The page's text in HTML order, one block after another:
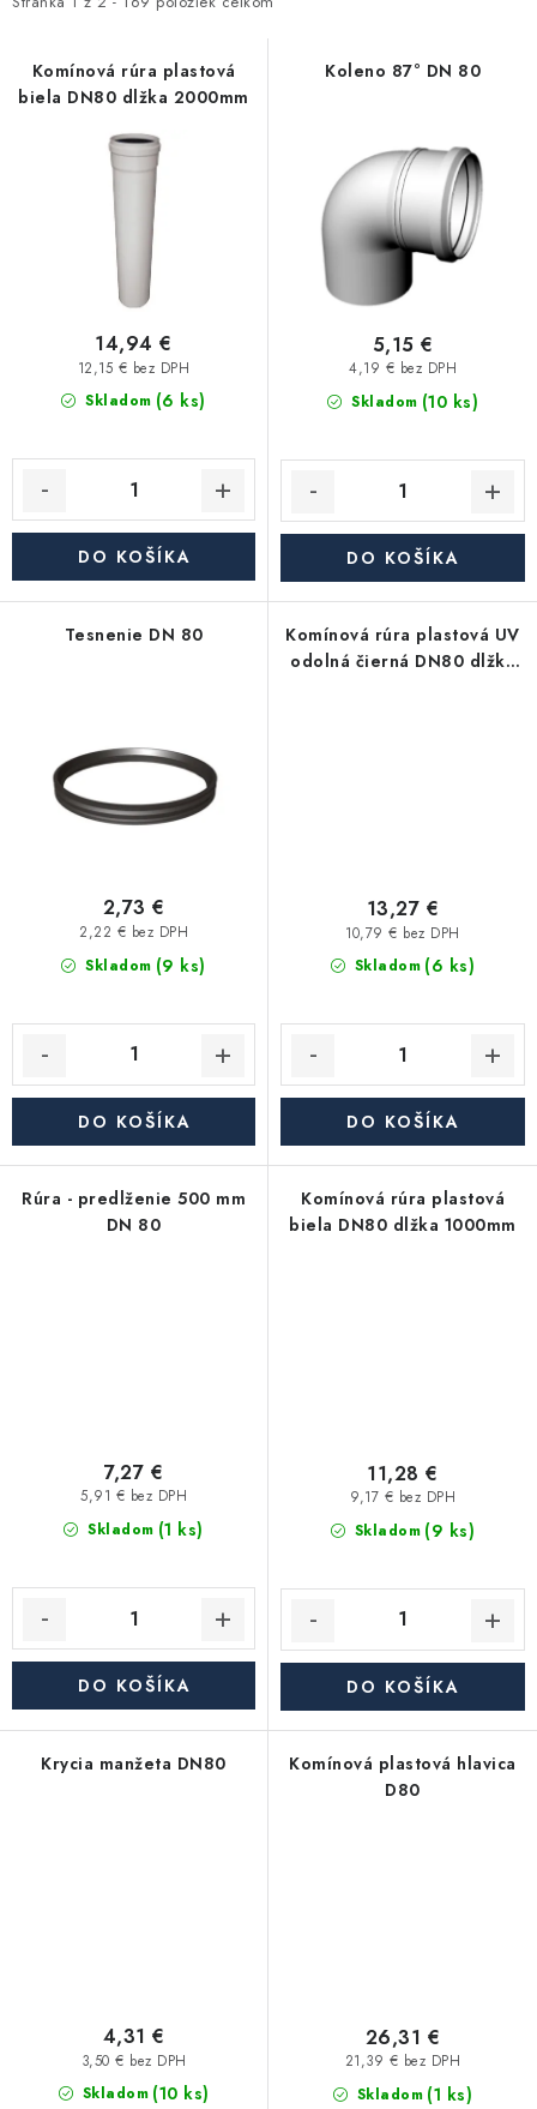
Kúrenie a chladenie
Komíny a dymovody
Čerpadlá a vodárne
Filtrovanie a úprava vody
Záhrada a závlaha
Vetranie a rekuperácia
Kúpeľňa a sanita
Spojovací materiál
Akcie, Zľavy
re
Komínová rúra plastová
biela DN80 dlžka 2000mm
Skladom (6 ks)
12,15 € bez DPH
14,94 €
DO KOŠÍKA
Koleno 87° DN 80
Skladom (10 ks)
4,19 € bez DPH
5,15 €
DO KOŠÍKA
Tesnenie DN 80
Skladom (9 ks)
2,22 € bez DPH
2,73 €
DO KOŠÍKA
Komínová rúra plastová UV
odolná čierná DN80 dlžka
Skladom (6 ks)
10,79 € bez DPH
13,27 €
DO KOŠÍKA
Rúra - predlženie 500 mm
DN 80
Skladom (1 ks)
5,91 € bez DPH
7,27 €
DO KOŠÍKA
Komínová rúra plastová
biela DN80 dlžka 1000mm
Skladom (9 ks)
9,17 € bez DPH
11,28 €
DO KOŠÍKA
Krycia manžeta DN80
Skladom (10 ks)
3,50 € bez DPH
4,31 €
Komínová plastová hlavica
D80
Skladom (1 ks)
21,39 € bez DPH
26,31 €